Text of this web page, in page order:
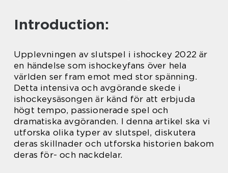
Introduction:
Upplevningen av slutspel i ishockey 2022 är
en händelse som ishockeyfans över hela
världen ser fram emot med stor spänning.
Detta intensiva och avgörande skede i
ishockeysäsongen är känd för att erbjuda
högt tempo, passionerade spel och
dramatiska avgöranden. I denna artikel ska vi
utforska olika typer av slutspel, diskutera
deras skillnader och utforska historien bakom
deras för- och nackdelar.